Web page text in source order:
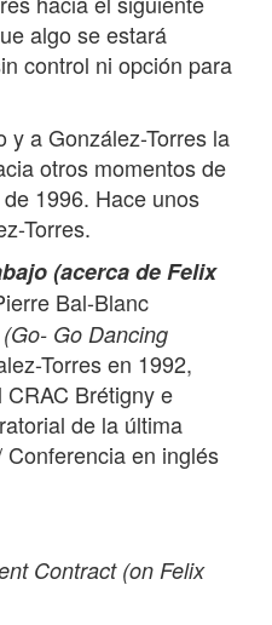
algo se estará
control ni opción para
y a González-Torres la
otros momentos de
1996. Hace unos
Torres.
(acerca de Felix
Bal-Blanc
Go Dancing
Torres en 1992,
Brétigny e
de la última
en inglés
Contract (on Felix